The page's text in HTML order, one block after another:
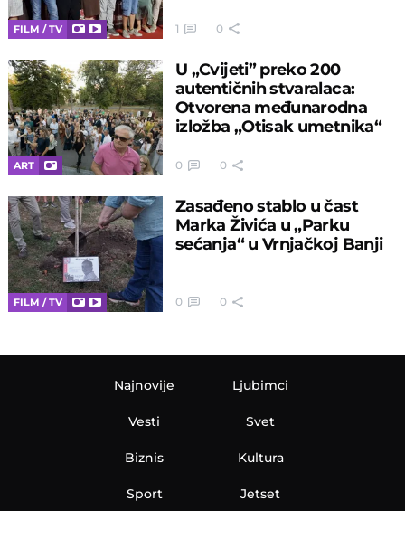
FILM / TV 1 0
ART
U „Cvijeti” preko 200
autentičnih stvaralaca:
Otvorena međunarodna
izložba „Otisak umetnika“
0 0
FILM / TV
Zasađeno stablo u čast
Marka Živića u „Parku
sećanja“ u Vrnjačkoj Banji
0 0
Najnovije
Vesti
Biznis
Sport
Ljubimci
Svet
Kultura
Jetset